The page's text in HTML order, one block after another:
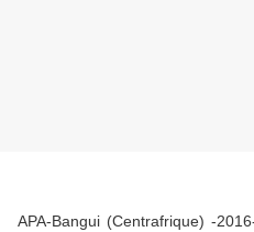
APA-Bangui (Centrafrique) -